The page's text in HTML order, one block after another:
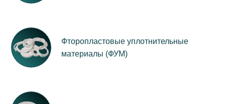
Фторопластовые уплотнительные
материалы (ФУМ)